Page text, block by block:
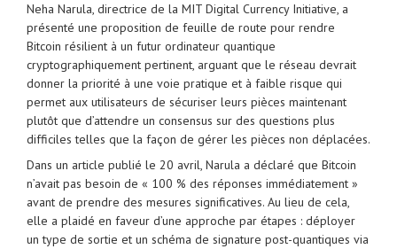
Neha Narula, directrice de la MIT Digital Currency Initiative, a
présenté une proposition de feuille de route pour rendre
Bitcoin résilient à un futur ordinateur quantique
cryptographiquement pertinent, arguant que le réseau devrait
donner la priorité à une voie pratique et à faible risque qui
permet aux utilisateurs de sécuriser leurs pièces maintenant
plutôt que d’attendre un consensus sur des questions plus
difficiles telles que la façon de gérer les pièces non déplacées.
Dans un article publié le 20 avril, Narula a déclaré que Bitcoin
n’avait pas besoin de « 100 % des réponses immédiatement »
avant de prendre des mesures significatives. Au lieu de cela,
elle a plaidé en faveur d’une approche par étapes : déployer
un type de sortie et un schéma de signature post-quantiques via